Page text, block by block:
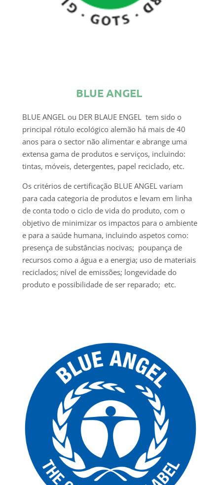
BLUE ANGEL
BLUE ANGEL ou DER BLAUE ENGEL tem sido o
principal rótulo ecológico alemão há mais de 40
anos para o sector não alimentar e abrange uma
extensa gama de produtos e serviços, incluindo:
tintas, móveis, detergentes, papel reciclado, etc.
Os critérios de certificação BLUE ANGEL variam
para cada categoria de produtos e levam em linha
de conta todo o ciclo de vida do produto, com o
objetivo de minimizar os impactos para o ambiente
e para a saúde humana, incluindo aspetos como:
presença de substâncias nocivas; poupança de
recursos como a água e a energia; uso de materiais
reciclados; nível de emissões; longevidade do
produto e possibilidade de ser reparado; etc.